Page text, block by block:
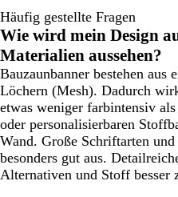
Häufig gestellte Fragen
Wie wird mein Design
Materialien aussehen?
Bauzaunbanner bestehen
Löchern (Mesh). Dadurch
etwas weniger farbintensiv
oder personalisierbaren
Wand. Große Schriftarten
besonders gut aus.
Alternativen und Stoff besser